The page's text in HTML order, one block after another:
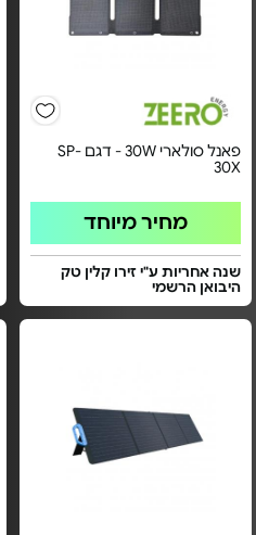
פאנל סולארי 30W - דגם SP-
30X
מחיר מיוחד
שנה אחריות ע"י זירו קלין טק
היבואן הרשמי